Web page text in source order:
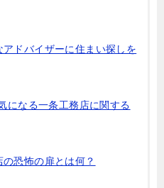
アドバイザーに住まい探しを
になる一条工務店に関する
の恐怖の扉とは何？